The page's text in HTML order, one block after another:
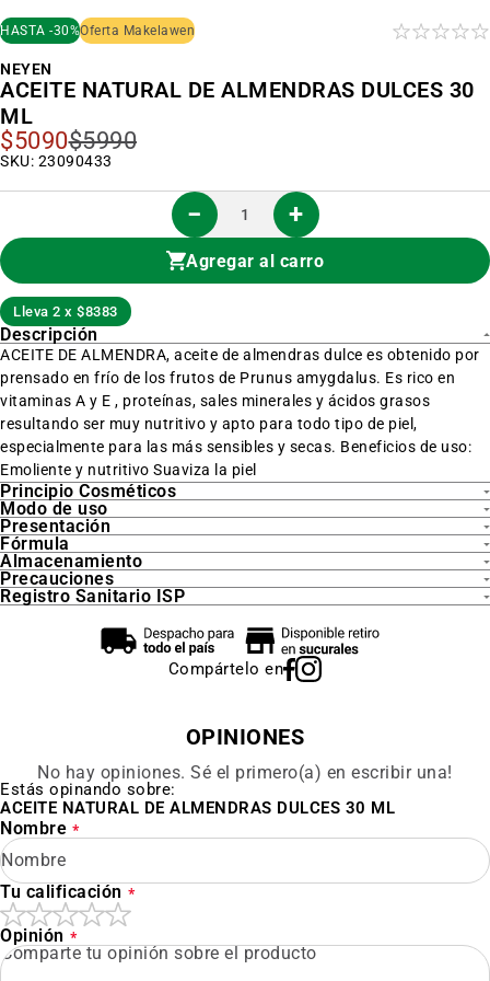
NEYEN
Precio
Especial
$5090$5990
SKU: 23090433
ACEITE NATURAL DE ALMENDRAS DULCES 30
ML
HASTA -30%Oferta Makelawen
Agregar al carro
Lleva 2 x $8383
Descripción
ACEITE DE ALMENDRA, aceite de almendras dulce es obtenido por
prensado en frío de los frutos de Prunus amygdalus. Es rico en
vitaminas A y E , proteínas, sales minerales y ácidos grasos
resultando ser muy nutritivo y apto para todo tipo de piel,
especialmente para las más sensibles y secas. Beneficios de uso:
Emoliente y nutritivo Suaviza la piel
Principio Cosméticos
Modo de uso
Presentación
Fórmula
Almacenamiento
Precauciones
Registro Sanitario ISP
Compártelo en
al
inicio
de
la
galería
de
imágenes
OPINIONES
No hay opiniones. Sé el primero(a) en escribir una!
Estás opinando sobre:
ACEITE NATURAL DE ALMENDRAS DULCES 30 ML
Nombre
Tu calificación
Opinión